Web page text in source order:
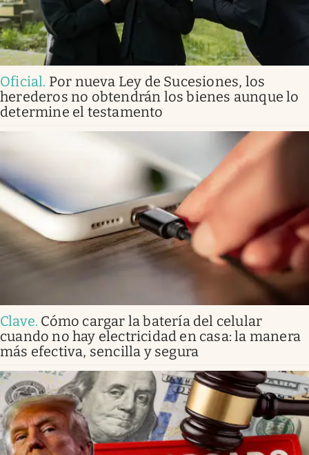
Oficial. Por nueva Ley de Sucesiones, los
herederos no obtendrán los bienes aunque lo
determine el testamento
Clave. Cómo cargar la batería del celular
cuando no hay electricidad en casa: la manera
más efectiva, sencilla y segura